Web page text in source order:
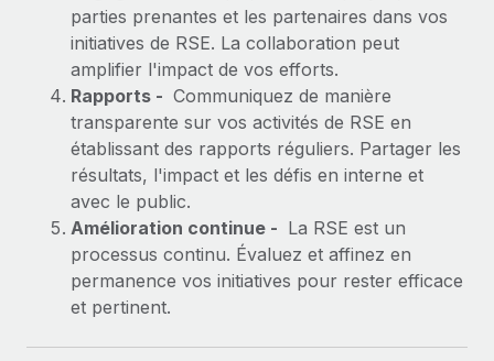
parties prenantes et les partenaires dans vos
initiatives de RSE. La collaboration peut
amplifier l'impact de vos efforts.
Rapports - Communiquez de manière
transparente sur vos activités de RSE en
établissant des rapports réguliers. Partager les
résultats, l'impact et les défis en interne et
avec le public.
Amélioration continue - La RSE est un
processus continu. Évaluez et affinez en
permanence vos initiatives pour rester efficace
et pertinent.